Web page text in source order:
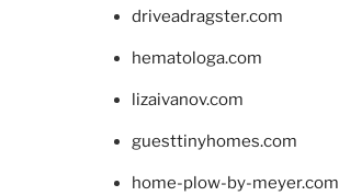
driveadragster.com
hematologa.com
lizaivanov.com
guesttinyhomes.com
home-plow-by-meyer.com